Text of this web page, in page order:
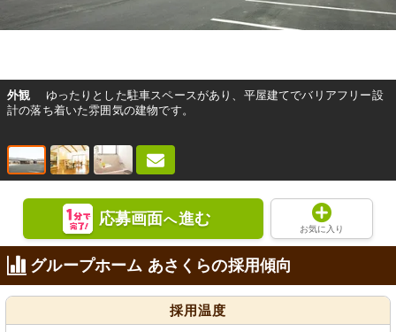
外観
ゆったりとした駐車スペースがあり、平屋建てでバリアフリー設
計の落ち着いた雰囲気の建物です。
応募画面へ進む
お気に入り
グループホーム あさくらの採用傾向
採用温度